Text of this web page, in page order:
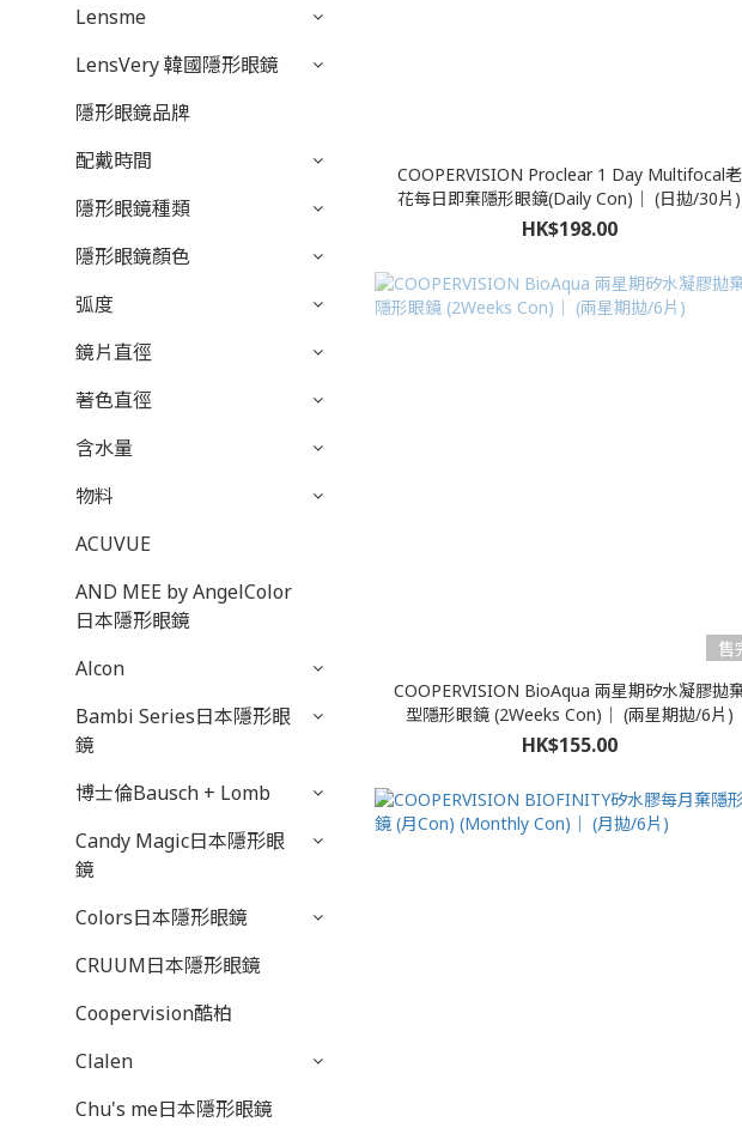
Lensme
LensVery 韓國隱形眼鏡
隱形眼鏡品牌
配戴時間
隱形眼鏡種類
隱形眼鏡顏色
弧度
鏡片直徑
著色直徑
含水量
物料
ACUVUE
AND MEE by AngelColor
日本隱形眼鏡
Alcon
Bambi Series日本隱形眼
鏡
博士倫Bausch + Lomb
Candy Magic日本隱形眼
鏡
Colors日本隱形眼鏡
CRUUM日本隱形眼鏡
Coopervision酷柏
Clalen
Chu's me日本隱形眼鏡
COOPERVISION Proclear 1 Day Multifocal老
花每日即棄隱形眼鏡(Daily Con)｜ (日拋/30片)
HK$198.00
售
COOPERVISION BioAqua 兩星期矽水凝膠拋
型隱形眼鏡 (2Weeks Con)｜ (兩星期拋/6片)
HK$155.00